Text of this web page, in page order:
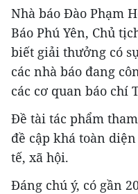
Nhà báo Đào Phạm
Báo Phú Yên, Chủ
biết giải thưởng có
các nhà báo đang
các cơ quan báo chí
Đề tài tác phẩm
đề cập khá toàn
tế, xã hội.
Đáng chú ý, có gần